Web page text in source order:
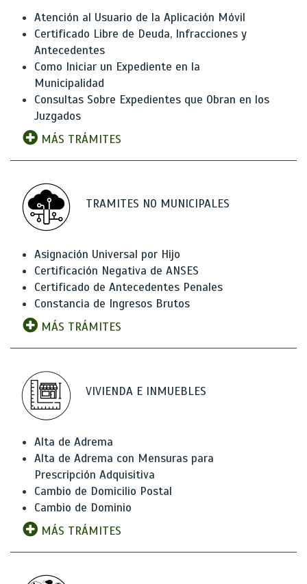
Atención al Usuario de la Aplicación Móvil
Certificado Libre de Deuda, Infracciones y
Antecedentes
Como Iniciar un Expediente en la
Municipalidad
Consultas Sobre Expedientes que Obran en los
Juzgados
MÁS TRÁMITES
TRAMITES NO MUNICIPALES
Asignación Universal por Hijo
Certificación Negativa de ANSES
Certificado de Antecedentes Penales
Constancia de Ingresos Brutos
MÁS TRÁMITES
VIVIENDA E INMUEBLES
Alta de Adrema
Alta de Adrema con Mensuras para
Prescripción Adquisitiva
Cambio de Domicilio Postal
Cambio de Dominio
MÁS TRÁMITES